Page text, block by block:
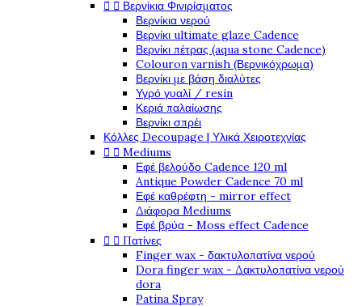
  Βερνίκια Φινιρίσματος
Βερνίκια νερού
Βερνίκι ultimate glaze Cadence
Βερνίκι πέτρας (aqua stone Cadence)
Colouron varnish (Βερνικόχρωμα)
Βερνίκι με βάση διαλύτες
Υγρό γυαλί / resin
Κεριά παλαίωσης
Βερνίκι σπρέι
Κόλλες Decoupage | Υλικά Χειροτεχνίας
  Mediums
Εφέ βελούδο Cadence 120 ml
Antique Powder Cadence 70 ml
Εφέ καθρέφτη - mirror effect
Διάφορα Mediums
Εφέ βρύα - Moss effect Cadence
  Πατίνες
Finger wax - δακτυλοπατίνα νερού
Dora finger wax - Δακτυλοπατίνα νερού
dora
Patina Spray